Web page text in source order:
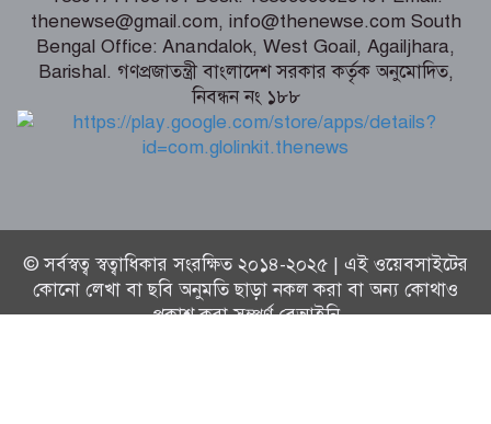
গ্রীষ্মকালীন পেঁয়াজের বীজ বিতরণ
নারীকে জোরপূর্বক অর্ধউলঙ্গ করে যুবদল
কর্মীর ভিডিও ধারন, অতঃপর
thenewse@gmail.com, info@thenewse.com South
Bengal Office: Anandalok, West Goail, Agailjhara,
Barishal. গণপ্রজাতন্ত্রী বাংলাদেশ সরকার কর্তৃক অনুমোদিত,
নিবন্ধন নং ১৮৮
© সর্বস্বত্ব স্বত্বাধিকার সংরক্ষিত ২০১৪-২০২৫ | এই ওয়েবসাইটের
কোনো লেখা বা ছবি অনুমতি ছাড়া নকল করা বা অন্য কোথাও
প্রকাশ করা সম্পূর্ণ বেআইনি